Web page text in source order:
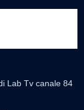
Lab Tv canale 84